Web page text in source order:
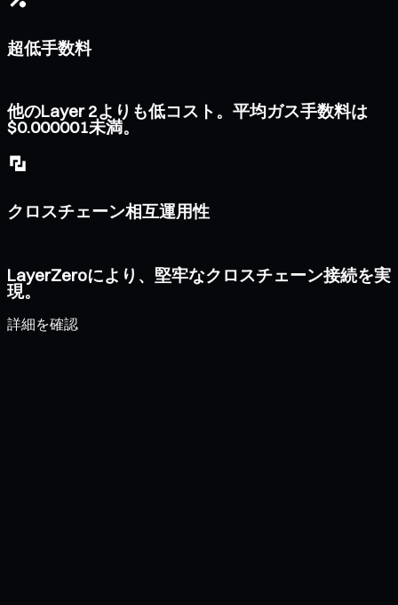
超低手数料
他のLayer 2よりも低コスト。平均ガス手数料は
$0.000001未満。
クロスチェーン相互運用性
LayerZeroにより、堅牢なクロスチェーン接続を実
現。
詳細を確認